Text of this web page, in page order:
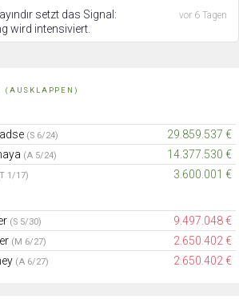
setzt das Signal:
wird intensiviert.
vor 6 Tagen
(AUSKLAPPEN)
(S 6/24)
29.859.537 €
(A 5/24)
14.377.530 €
1/17) 3.600.001 €
(S 5/30)
9.497.048 €
(M 6/27)
2.650.402 €
(A 6/27) 2.650.402 €